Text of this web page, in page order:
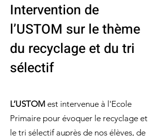
Intervention de
l’USTOM sur le thème
du recyclage et du tri
sélectif
L’USTOM est intervenue à l'Ecole
Primaire pour évoquer le recyclage et
le tri sélectif auprès de nos élèves, de